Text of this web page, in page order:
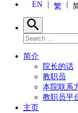
EN 繁
Search
Search for:
简介
院长的话
教职员
本院联系
教职员平
主页